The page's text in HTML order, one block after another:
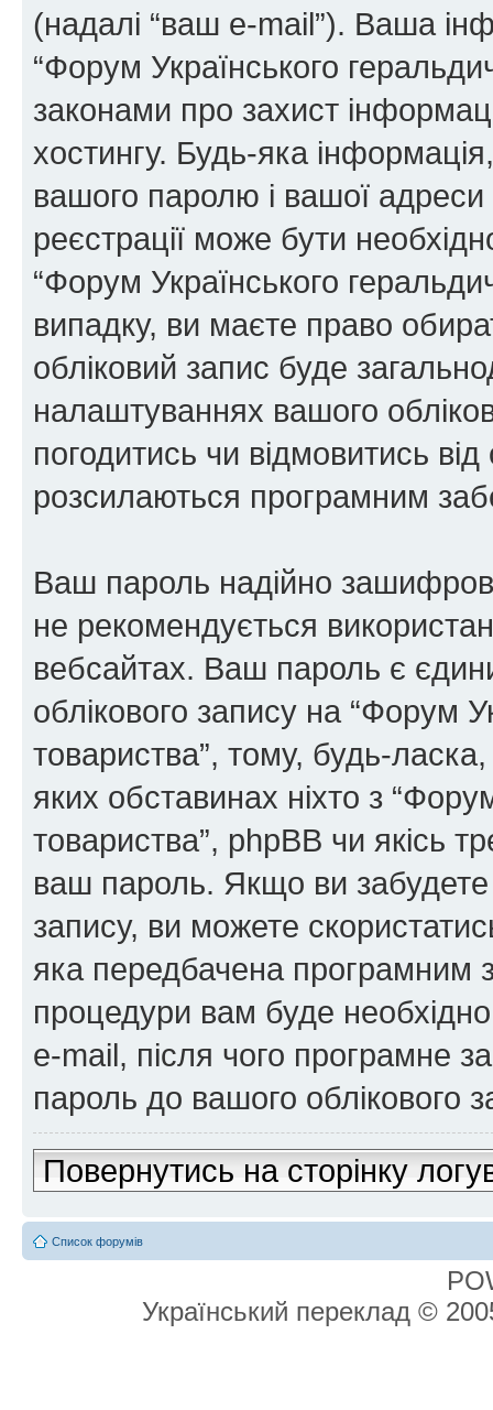
(надалі “ваш e-mail”). Ваша
“Форум Українського
законами про захист
хостингу. Будь-яка
вашого паролю і вашої адреси
реєстрації може бути
“Форум Українського
випадку, ви маєте право
обліковий запис буде
налаштуваннях вашого
погодитись чи відмовитись
розсилаються програмним
Ваш пароль надійно
не рекомендується
вебсайтах. Ваш пароль є
облікового запису на “Форум
товариства”, тому, будь-
яких обставинах ніхто з
товариства”, phpBB чи якісь
ваш пароль. Якщо ви
запису, ви можете
яка передбачена програмним
процедури вам буде
e-mail, після чого програмне
пароль до вашого облікового
Повернутись на сторінку
Список форумів
Український переклад ©